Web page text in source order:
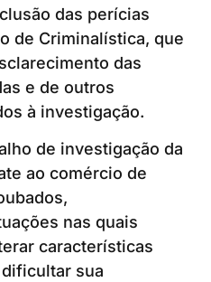
das perícias
de Criminalística, que
das
e de outros
à investigação.
de investigação da
ao comércio de
nas quais
características
sua